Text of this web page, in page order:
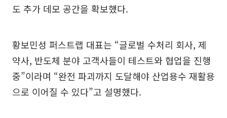
도 추가 데모 공간을 확보했다.
황보민성 퍼스트랩 대표는 “글로벌 수처리 회사, 제
약사, 반도체 분야 고객사들이 테스트와 협업을 진행
중”이라며 “완전 파괴까지 도달해야 산업용수 재활용
으로 이어질 수 있다”고 설명했다.